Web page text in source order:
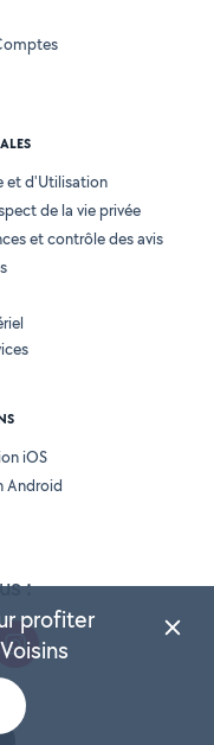
:
et d'Utilisation
de la vie privée
et contrôle des avis
iOS
Android
profiter